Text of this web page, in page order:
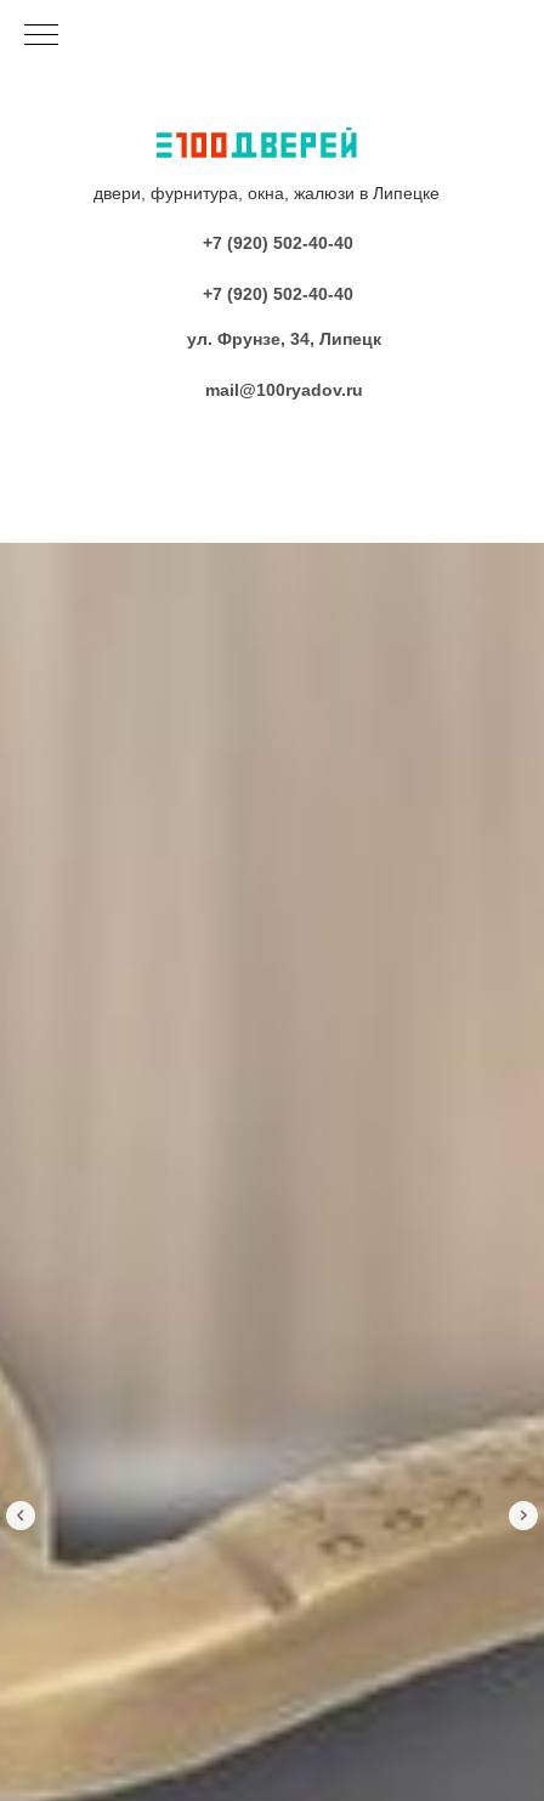
двери, фурнитура, окна, жалюзи в Липецке
+7 (920) 502-40-40
+7 (920) 502-40-40
ул. Фрунзе, 34, Липецк
mail@100ryadov.ru